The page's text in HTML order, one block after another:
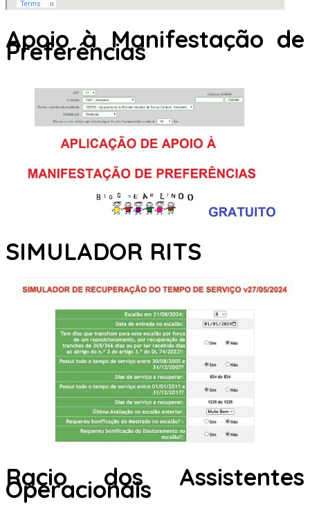
Apoio à Manifestação de
Preferências
SIMULADOR RITS
Racio dos Assistentes
Operacionais